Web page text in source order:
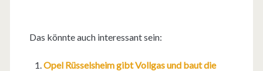
Das könnte auch interessant sein:
Opel Rüsselsheim gibt Vollgas und baut die